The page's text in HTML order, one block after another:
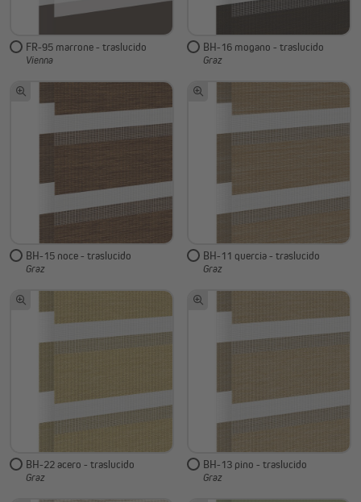
FR-95 marrone - traslucido
Vienna
BH-16 mogano - traslucido
Graz
BH-15 noce - traslucido
Graz
BH-11 quercia - traslucido
Graz
BH-22 acero - traslucido
Graz
BH-13 pino - traslucido
Graz